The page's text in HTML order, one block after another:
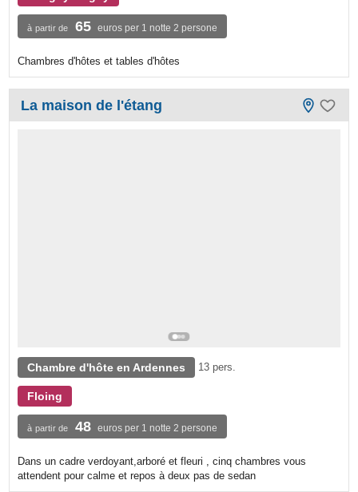
à partir de 65 euros per 1 notte 2 persone
Chambres d'hôtes et tables d'hôtes
La maison de l'étang
Chambre d'hôte en Ardennes 13 pers.
Floing
à partir de 48 euros per 1 notte 2 persone
Dans un cadre verdoyant,arboré et fleuri , cinq chambres vous
attendent pour calme et repos à deux pas de sedan